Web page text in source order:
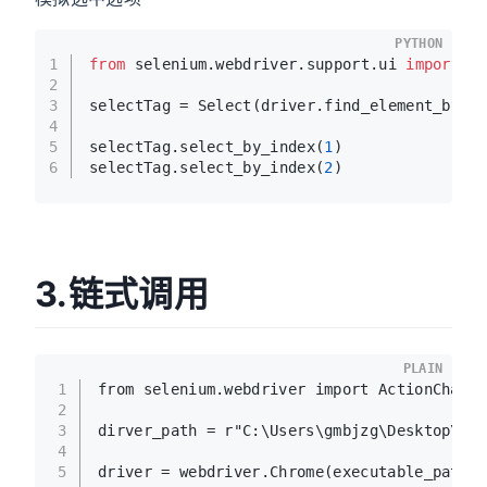
1
2
3
4
5
6
from selenium.webdriver.support.ui import
selectTag =
selectTag.select_by_index(1)
selectTag.select_by_index(2)
PYTHON
3.链式调用
1
2
3
4
5
from selenium.webdriver import ActionChains
dirver_path =
driver =
PLAIN